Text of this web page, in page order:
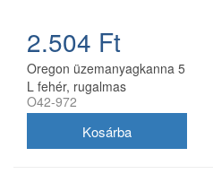
2.504 Ft
Oregon üzemanyagkanna 5
L fehér, rugalmas
kifolyócsővel
O42-972